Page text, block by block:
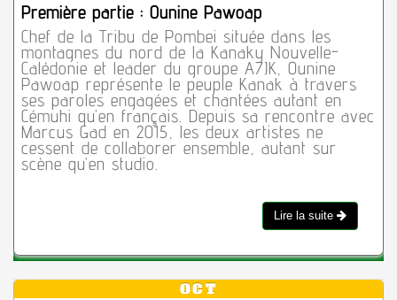
Première partie : Ounine Pawoap
Chef de la Tribu de Pombei située dans les
montagnes du nord de la Kanaky Nouvelle-
Calédonie et leader du groupe A7JK, Ounine
Pawoap représente le peuple Kanak à travers
ses paroles engagées et chantées autant en
Cémuhi qu’en français. Depuis sa rencontre avec
Marcus Gad en 2015, les deux artistes ne
cessent de collaborer ensemble, autant sur
scène qu’en studio.
Lire la suite
OCT